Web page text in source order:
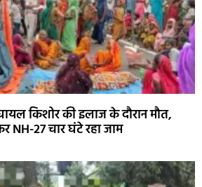
किशोर की इलाज के दौरान मौत,
27 चार घंटे रहा जाम